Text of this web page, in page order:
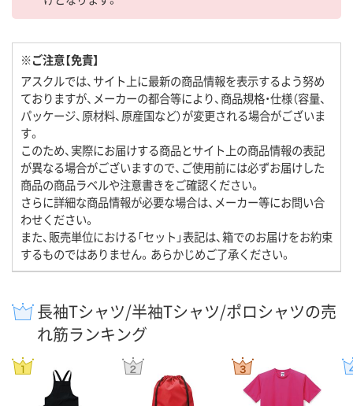
※ご注意【免責】
アスクルでは、サイト上に最新の商品情報を表示するよう努め
ておりますが、メーカーの都合等により、商品規格・仕様（容量、
パッケージ、原材料、原産国など）が変更される場合がございま
す。
このため、実際にお届けする商品とサイト上の商品情報の表記
が異なる場合がございますので、ご使用前には必ずお届けした
商品の商品ラベルや注意書きをご確認ください。
さらに詳細な商品情報が必要な場合は、メーカー等にお問い合
わせください。
また、販売単位における「セット」表記は、箱でのお届けをお約束
するものではありません。あらかじめご了承ください。
長袖Tシャツ/半袖Tシャツ/ポロシャツの売
れ筋ランキング